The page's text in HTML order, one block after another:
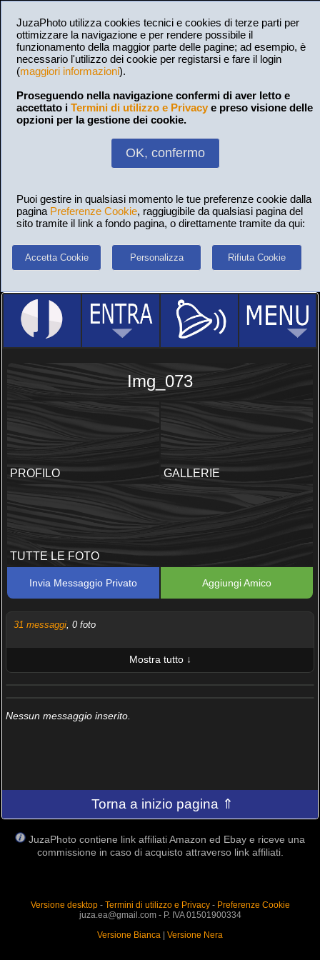
JuzaPhoto utilizza cookies tecnici e cookies di terze parti per
ottimizzare la navigazione e per rendere possibile il
funzionamento della maggior parte delle pagine; ad esempio, è
necessario l'utilizzo dei cookie per registarsi e fare il login
(maggiori informazioni).
Proseguendo nella navigazione confermi di aver letto e
accettato i Termini di utilizzo e Privacy e preso visione delle
opzioni per la gestione dei cookie.
OK, confermo
Puoi gestire in qualsiasi momento le tue preferenze cookie dalla
pagina Preferenze Cookie, raggiugibile da qualsiasi pagina del
sito tramite il link a fondo pagina, o direttamente tramite da qui:
Accetta Cookie Personalizza Rifiuta Cookie
Img_073
PROFILO GALLERIE
TUTTE LE FOTO
Invia Messaggio Privato Aggiungi Amico
31 messaggi, 0 foto
Mostra tutto ↓
ULTIME 10 FOTO PUBBLICATE
Nessun messaggio inserito.
Torna a inizio pagina ⇑
JuzaPhoto contiene link affiliati Amazon ed Ebay e riceve una
commissione in caso di acquisto attraverso link affiliati.
Versione desktop- Termini di utilizzo e Privacy- Preferenze Cookie
juza.ea@gmail.com - P. IVA 01501900334
Versione Bianca
Versione Nera